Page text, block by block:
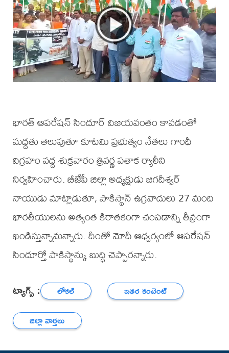
భారత్ ఆపరేషన్ సిందూర్ విజయవంతం కావడంతో
మద్దతు తెలుపుతూ కూటమి ప్రభుత్వం నేతలు గాంధీ
విగ్రహం వద్ద శుక్రవారం త్రివర్ణ పతాక ర్యాలీని
నిర్వహించారు. బీజేపీ జిల్లా అధ్యక్షుడు జగదీశ్వర్
నాయుడు మాట్లాడుతూ, పాకిస్థాన్ ఉగ్రవాదులు 27 మంది
భారతీయులను అత్యంత కిరాతకంగా చంపడాన్ని తీవ్రంగా
ఖండిస్తున్నామన్నారు. దీంతో మోదీ ఆధ్వర్యంలో ఆపరేషన్
సిందూర్తో పాకిస్థాన్కు బుద్ధి చెప్పారన్నారు.
ట్యాగ్స్ : లోకల్
ఇతర కంటెంట్
జిల్లా వార్తలు